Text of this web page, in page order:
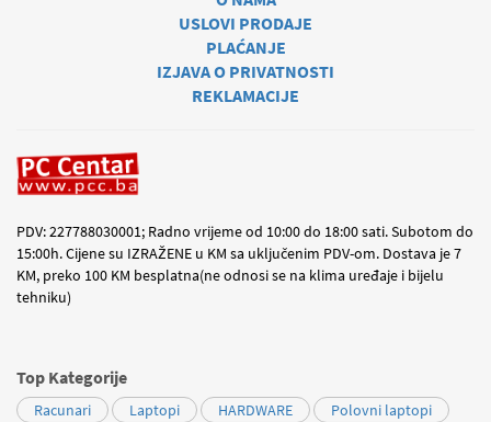
USLOVI PRODAJE
PLAĆANJE
IZJAVA O PRIVATNOSTI
REKLAMACIJE
PDV: 227788030001; Radno vrijeme od 10:00 do 18:00 sati. Subotom do
15:00h. Cijene su IZRAŽENE u KM sa uključenim PDV-om. Dostava je 7
KM, preko 100 KM besplatna(ne odnosi se na klima uređaje i bijelu
tehniku)
Top Kategorije
Racunari Laptopi HARDWARE
Polovni laptopi